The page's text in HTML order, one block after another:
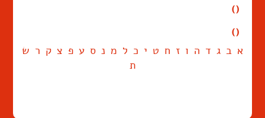
()
()
א ב ג ד ה ו ז ח ט י כ ל מ נ ס ע פ צ ק ר ש
ת